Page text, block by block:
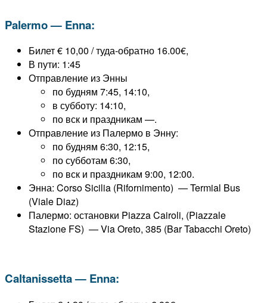
Palermo — Enna:
Билет € 10,00 / туда-обратно 16.00€,
В пути: 1:45
Отправление из Энны
по будням 7:45, 14:10,
в субботу: 14:10,
по вск и праздникам —.
Отправление из Палермо в Энну:
по будням 6:30, 12:15,
по субботам 6:30,
по вск и праздникам 9:00, 12:00.
Энна: Corso Sicilia (Rifornimento) — Termial Bus
(Viale Diaz)
Палермо: остановки Piazza Cairoli, (Piazzale
Stazione FS) — Via Oreto, 385 (Bar Tabacchi Oreto)
Caltanissetta — Enna: